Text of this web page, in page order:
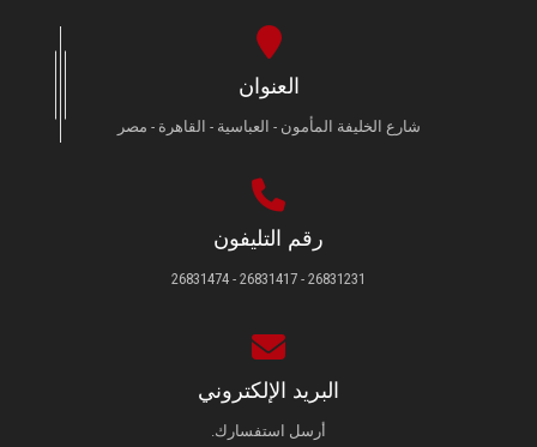
العنوان
شارع الخليفة المأمون - العباسية - القاهرة - مصر
رقم التليفون
26831231 - 26831417 - 26831474
البريد الإلكتروني
أرسل استفسارك.